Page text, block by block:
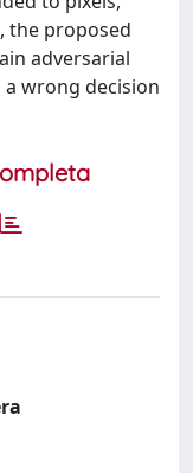
the proposed
adversarial
wrong decision